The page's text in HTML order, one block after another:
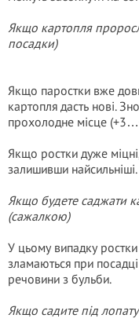
Якщо картопля
посадки)
Якщо паростки вже
картопля дасть нові.
прохолодне місце
Якщо ростки дуже
залишивши найсильніші.
Якщо будете саджати
(сажалкою)
У цьому випадку
зламаються при
речовини з бульби.
Якщо садите під лопату